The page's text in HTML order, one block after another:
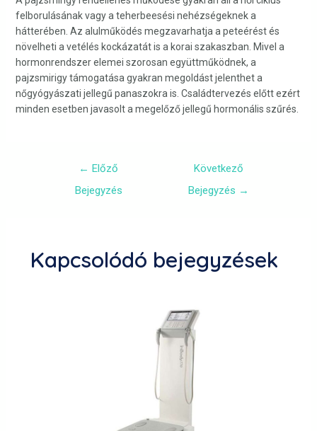
felborulásának vagy a teherbeesési nehézségeknek a
hátterében. Az alulműködés megzavarhatja a peteérést és
növelheti a vetélés kockázatát is a korai szakaszban. Mivel a
hormonrendszer elemei szorosan együttműködnek, a
pajzsmirigy támogatása gyakran megoldást jelenthet a
nőgyógyászati jellegű panaszokra is. Családtervezés előtt ezért
minden esetben javasolt a megelőző jellegű hormonális szűrés.
← Előző
Bejegyzés
Következő
Bejegyzés →
Kapcsolódó bejegyzések